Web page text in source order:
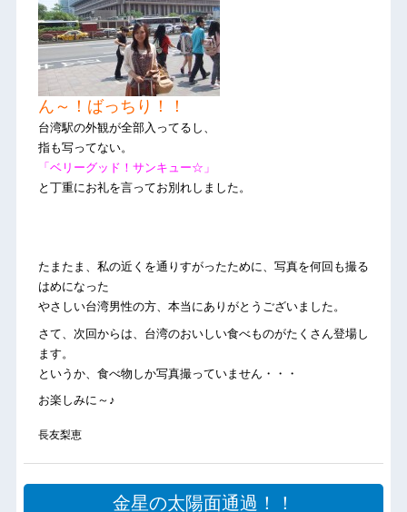
ん～！ばっちり！！
台湾駅の外観が全部入ってるし、
指も写ってない。
「ベリーグッド！サンキュー☆」
と丁重にお礼を言ってお別れしました。
たまたま、私の近くを通りすがったために、写真を何回も撮る
はめになった
やさしい台湾男性の方、本当にありがとうございました。
さて、次回からは、台湾のおいしい食べものがたくさん登場し
ます。
というか、食べ物しか写真撮っていません・・・
お楽しみに～♪
長友梨恵
金星の太陽面通過！！